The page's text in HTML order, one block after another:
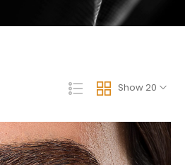
Show 20